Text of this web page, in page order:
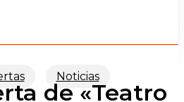
Noticias
de «Teatro